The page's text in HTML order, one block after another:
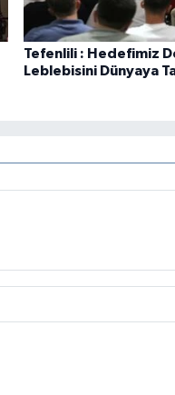
Tefenlili : Hedefimiz
Leblebisini Dünyaya